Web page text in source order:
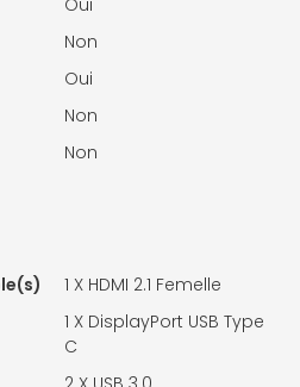
Oui
Non
Oui
Non
Non
1 X HDMI 2.1 Femelle
1 X DisplayPort USB Type
C